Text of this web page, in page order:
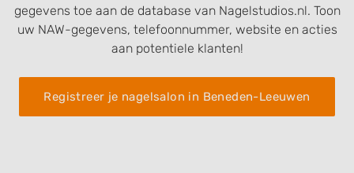
gegevens toe aan de database van Nagelstudios.nl. Toon
uw NAW-gegevens, telefoonnummer, website en acties
aan potentiele klanten!
Registreer je nagelsalon in Beneden-Leeuwen